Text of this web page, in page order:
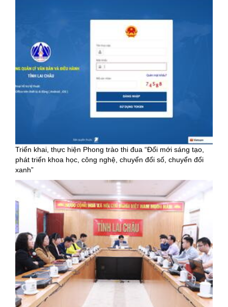
Triển khai, thực hiện Phong trào thi đua “Đổi mới sáng tạo,
phát triển khoa học, công nghệ, chuyển đổi số, chuyển đổi
xanh”